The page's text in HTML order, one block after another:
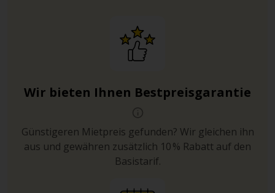
Wir bieten Ihnen Bestpreisgarantie
Günstigeren Mietpreis gefunden? Wir gleichen ihn
aus und gewähren zusätzlich 10 % Rabatt auf den
Basistarif.